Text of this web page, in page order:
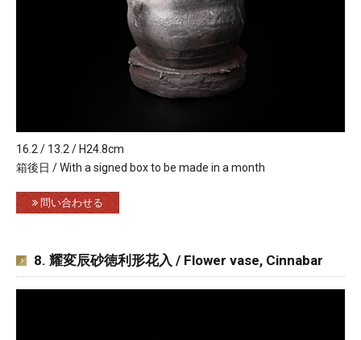
16.2 / 13.2 / H24.8cm
箱後日 / With a signed box to be made in a month
問い合わせる
8. 耀変辰砂徳利形花入 / Flower vase, Cinnabar